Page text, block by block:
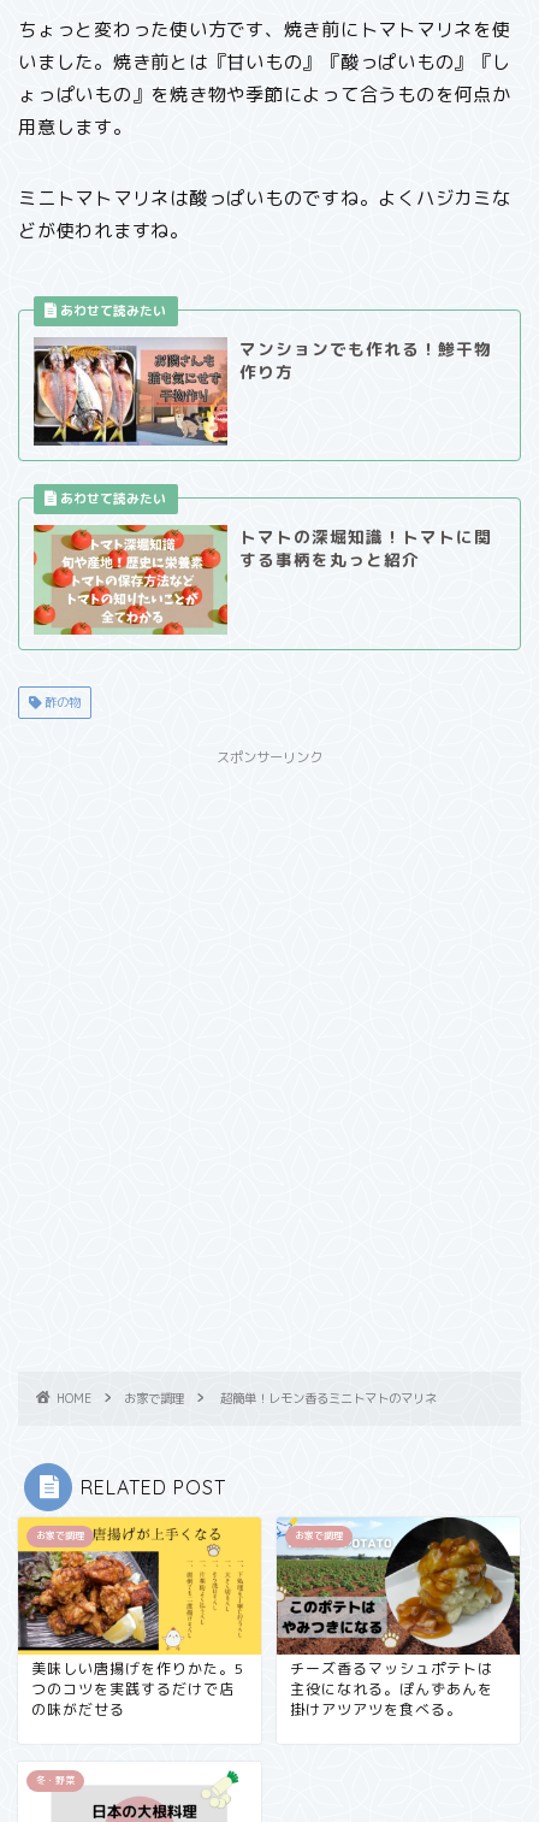
ちょっと変わった使い方です、焼き前にトマトマリネを使
いました。焼き前とは『甘いもの』『酸っぱいもの』『し
ょっぱいもの』を焼き物や季節によって合うものを何点か
用意します。
ミニトマトマリネは酸っぱいものですね。よくハジカミな
どが使われますね。
マンションでも作れる！鯵干物
作り方
トマトの深堀知識！トマトに関
する事柄を丸っと紹介
酢の物
スポンサーリンク
HOME お家で調理 超簡単！レモン香るミニトマトのマリネ
RELATED POST
お家で調理
美味しい唐揚げを作りかた。5
つのコツを実践するだけで店
の味がだせる
お家で調理
チーズ香るマッシュポテトは
主役になれる。ぽんずあんを
掛けアツアツを食べる。
冬・野菜